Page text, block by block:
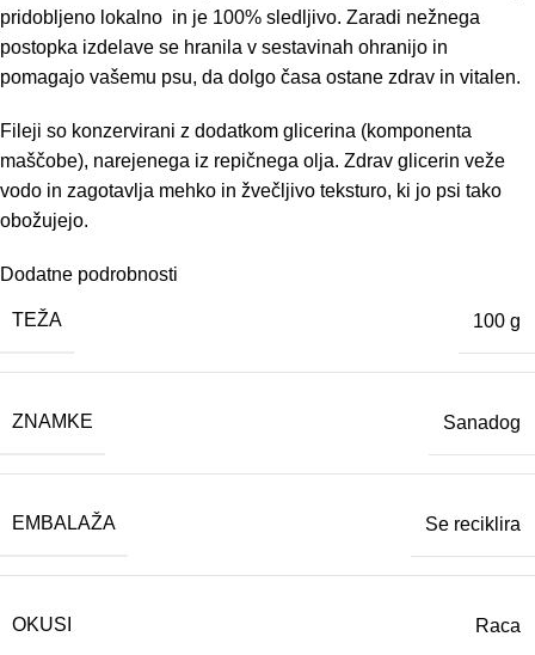
pridobljeno lokalno in je 100% sledljivo. Zaradi nežnega
postopka izdelave se hranila v sestavinah ohranijo in
pomagajo vašemu psu, da dolgo časa ostane zdrav in vitalen.
Fileji so konzervirani z dodatkom glicerina (komponenta
maščobe), narejenega iz repičnega olja. Zdrav glicerin veže
vodo in zagotavlja mehko in žvečljivo teksturo, ki jo psi tako
obožujejo.
Dodatne podrobnosti
TEŽA 100 g
ZNAMKE Sanadog
EMBALAŽA Se reciklira
OKUSI Raca